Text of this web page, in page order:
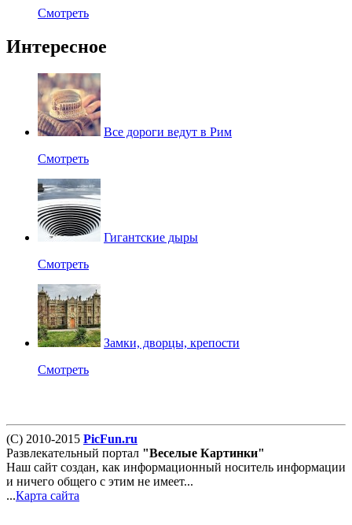
Смотреть
Интересное
Все дороги ведут в Рим
Смотреть
Гигантские дыры
Смотреть
Замки, дворцы, крепости
Смотреть
(С) 2010-2015 PicFun.ru
Развлекательный портал "Веселые Картинки"
Наш сайт создан, как информационный носитель информации
и ничего общего с этим не имеет...
...Карта сайта